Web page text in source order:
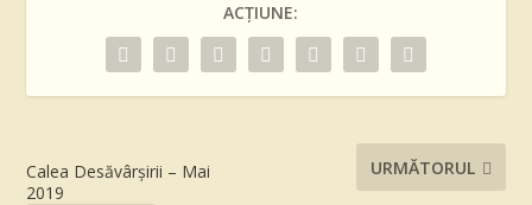
ACȚIUNE:
Calea Desăvârșirii – Mai
2019
URMĂTORUL